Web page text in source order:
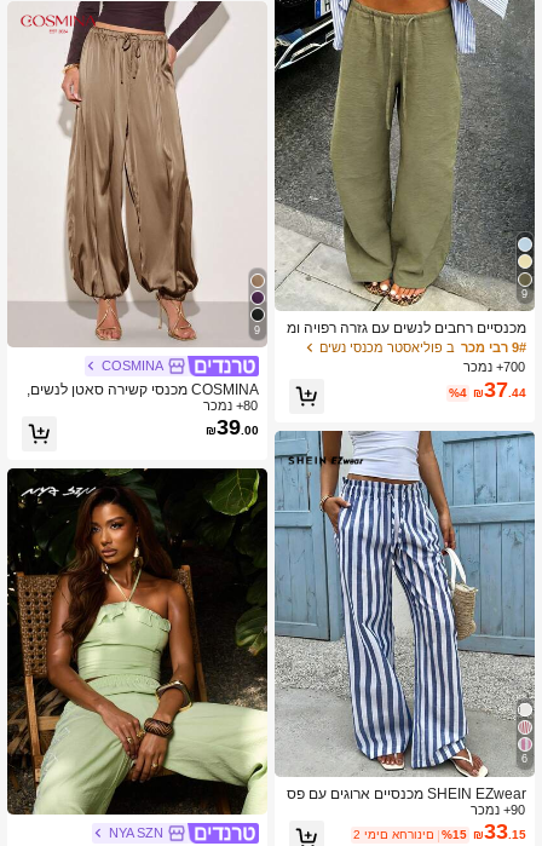
9
מכנסיים רחבים לנשים עם גזרה רפויה ומ
ות עם שרוך, מכנסיים קלילים נושמים בס
גנון יומיומי, ירוק צבאי, קיץ אביב, בוהו שי
9# רבי מכר
ב פוליאסטר מכנסי נשים
700+ נמכר
₪37 .44
%4
6
SHEIN EZwear מכנסיים ארוגים עם פס
ים כחולים לנשים
90+ נמכר
₪33.15
%15 2 ימים אחרונים
9
COSMINA
COSMINA מכנסי קשירה סאטן לנשים,
רב-תכליתיים
80+ נמכר
₪39.00
NYA SZN